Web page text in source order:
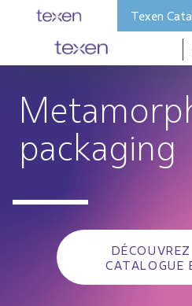
Texen
packaging
CATALOGUE